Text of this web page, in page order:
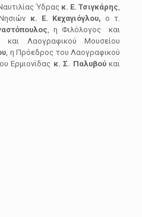
Ύδρας κ. Ε. Τσιγκάρης,
κ. Ε. Κεχαγιόγλου, ο τ.
, η Φιλόλογος και
και Λαογραφικού Μουσείου
, η Πρόεδρος του Λαογραφικού
Ερμιονίδας κ. Σ. Παλυβούκαι